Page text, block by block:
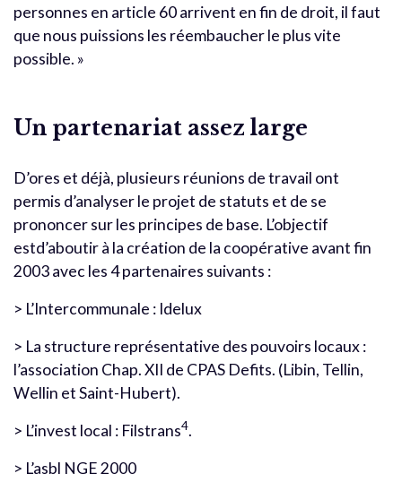
personnes en article 60 arrivent en fin de droit, il faut
que nous puissions les réembaucher le plus vite
possible. »
Un partenariat assez large
D’ores et déjà, plusieurs réunions de travail ont
permis d’analyser le projet de statuts et de se
prononcer sur les principes de base. L’objectif
estd’aboutir à la création de la coopérative avant fin
2003 avec les 4 partenaires suivants :
> L’Intercommunale : Idelux
> La structure représentative des pouvoirs locaux :
l’association Chap. XII de CPAS Defits. (Libin, Tellin,
Wellin et Saint-Hubert).
> L’invest local : Filstrans4.
> L’asbl NGE 2000